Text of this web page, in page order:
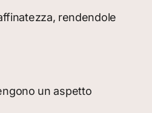
rendendole
un aspetto